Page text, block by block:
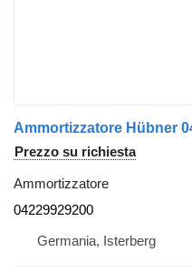
Prezzo su richiesta
Ammortizzatore
04229929200
Germania, Isterberg